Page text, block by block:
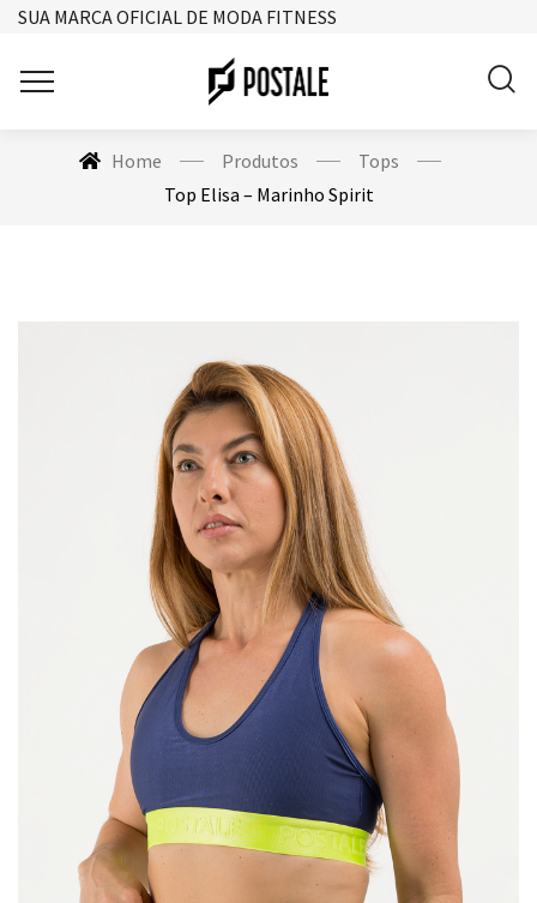
SUA MARCA OFICIAL DE MODA FITNESS
Home Produtos
Tops
Top Elisa – Marinho Spirit